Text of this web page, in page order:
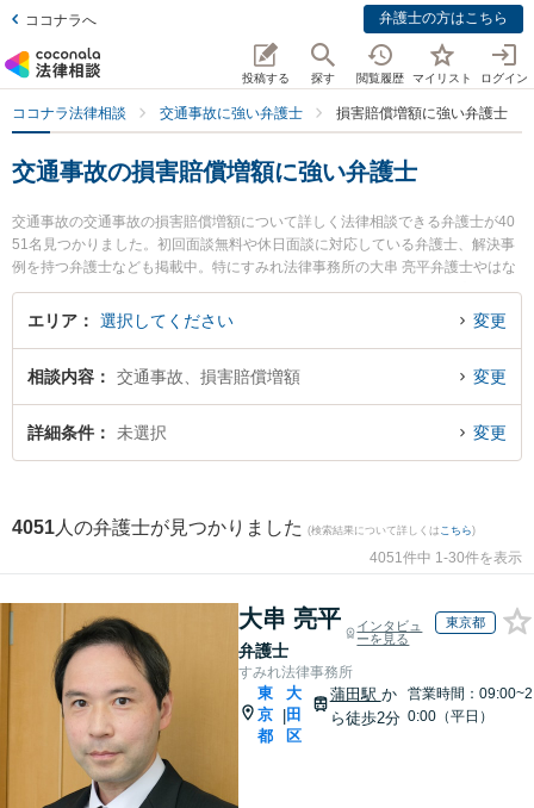
ココナラへ 弁護士の方はこちら
投稿する 探す 閲覧履歴 マイリスト ログイン
ココナラ法律相談 交通事故に強い弁護士 損害賠償増額に強い弁護士
交通事故の損害賠償増額に強い弁護士
交通事故の交通事故の損害賠償増額について詳しく法律相談できる弁護士が40
51名見つかりました。初回面談無料や休日面談に対応している弁護士、解決事
例を持つ弁護士なども掲載中。特にすみれ法律事務所の大串 亮平弁護士やはな
みずき法律事務所の井上 卓也弁護士、川崎パシフィック法律事務所の髙倉 久弥
弁護士のプロフィール情報や弁護士費用、強みなどが注目されています。東京
や大阪、名古屋といった大都市圏の弁護士から福岡、札幌、仙台といった中核
用ください。『東京都内で土日や夜間に発生した交通事故の損害賠償増額のト
ラブルを今すぐに弁護士に相談したい』『交通事故の損害賠償増額のトラブル
解決の実績豊富な大阪の弁護士を検索したい』『初回相談無料で損害賠償増額
エリア 選択してください 変更
相談内容 交通事故、損害賠償増額 変更
詳細条件 未選択 変更
4051 人の弁護士が見つかりました (検索結果について詳しくは こちら)
4051件中 1-30件を表示
大串 亮平
弁護士
インタビュ
ーを見る
東京都
すみれ法律事務所
東
京
都
|
大
田
区
蒲田駅 か
ら徒歩2分
営業時間：09:00~2
0:00（平日）